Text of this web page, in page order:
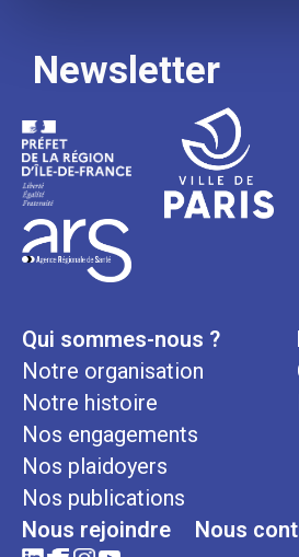
Newsletter
Qui sommes-nous ?
Notre organisation
Notre histoire
Nos engagements
Nos plaidoyers
Nos publications
Nous rejoindre Nous